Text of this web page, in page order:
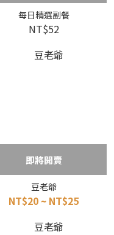
每日精選副餐
NT$52
即將開賣
豆老爺
NT$20 ~ NT$25